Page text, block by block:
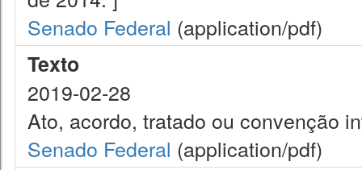
Senado Federal (application/pdf)
Texto
2019-02-28
Ato, acordo, tratado ou convenção
Senado Federal (application/pdf)